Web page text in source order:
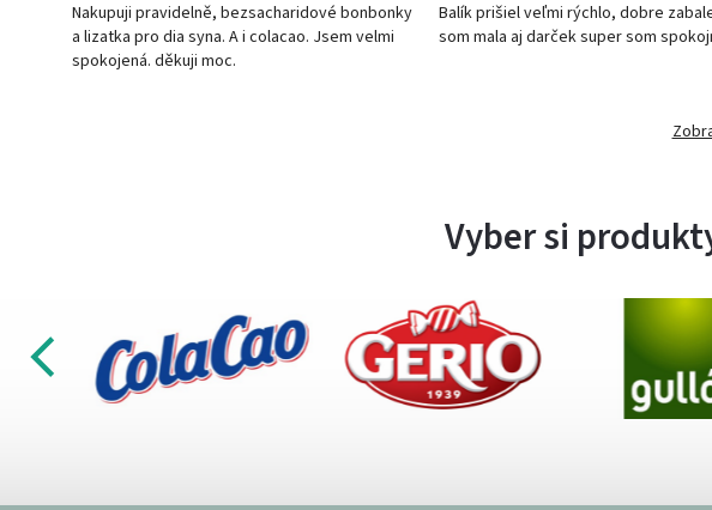
Nakupuji pravidelně, bezsacharidové bonbonky
a lizatka pro dia syna. A i colacao. Jsem velmi
spokojená. děkuji moc.
Balík prišiel veľmi rýchlo, dobre
som mala aj darček super som
Vyber si